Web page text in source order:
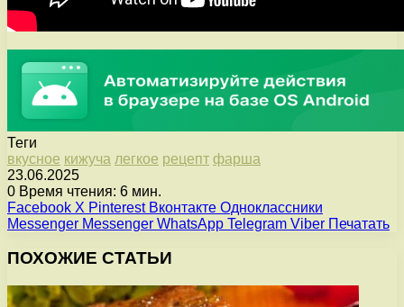
Теги
вкусное кижуча легкое рецепт фарша
23.06.2025
0 Время чтения: 6 мин.
Facebook X Pinterest Вконтакте Одноклассники
Messenger Messenger WhatsApp Telegram Viber Печатать
ПОХОЖИЕ СТАТЬИ